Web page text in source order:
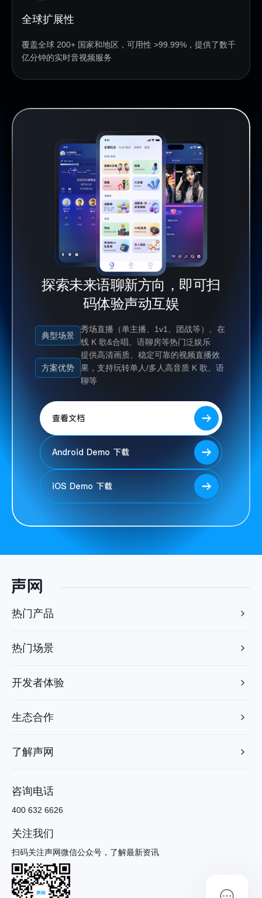
全球扩展性
覆盖全球 200+ 国家和地区，可用性 >99.99%，提供了数千
亿分钟的实时音视频服务
探索未来语聊新方向，即可扫
码体验声动互娱
典型场景
秀场直播（单主播、1v1、团战等）、在
线 K 歌&合唱、语聊房等热门泛娱乐
方案优势
提供高清画质、稳定可靠的视频直播效
果，支持玩转单人/多人高音质 K 歌、语
聊等
查看文档
Android Demo 下载
iOS Demo 下载
热门产品
热门场景
开发者体验
生态合作
了解声网
咨询电话
400 632 6626
关注我们
扫码关注声网微信公众号，了解最新资讯